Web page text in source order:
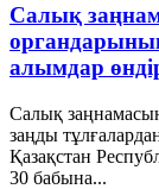
Салық
алымдар
Салық
заңды
Қазақстан
30 бабына...